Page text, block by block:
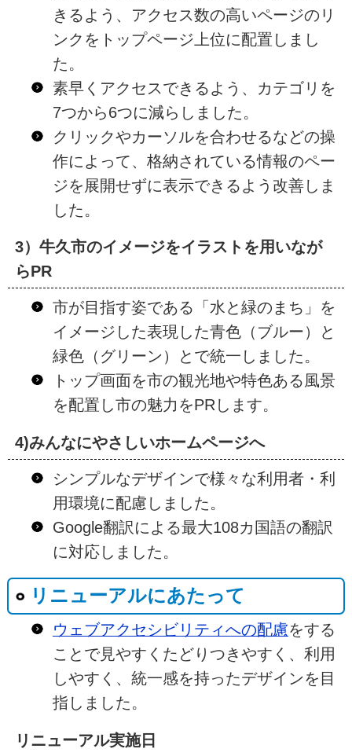
きるよう、アクセス数の高いページのリ
ンクをトップページ上位に配置しまし
た。
素早くアクセスできるよう、カテゴリを
7つから6つに減らしました。
クリックやカーソルを合わせるなどの操
作によって、格納されている情報のペー
ジを展開せずに表示できるよう改善しま
した。
3）牛久市のイメージをイラストを用いなが
らPR
市が目指す姿である「水と緑のまち」を
イメージした表現した青色（ブルー）と
緑色（グリーン）とで統一しました。
トップ画面を市の観光地や特色ある風景
を配置し市の魅力をPRします。
4)みんなにやさしいホームページへ
シンプルなデザインで様々な利用者・利
用環境に配慮しました。
Google翻訳による最大108カ国語の翻訳
に対応しました。
リニューアルにあたって
ウェブアクセシビリティへの配慮をする
ことで見やすくたどりつきやすく、利用
しやすく、統一感を持ったデザインを目
指しました。
リニューアル実施日